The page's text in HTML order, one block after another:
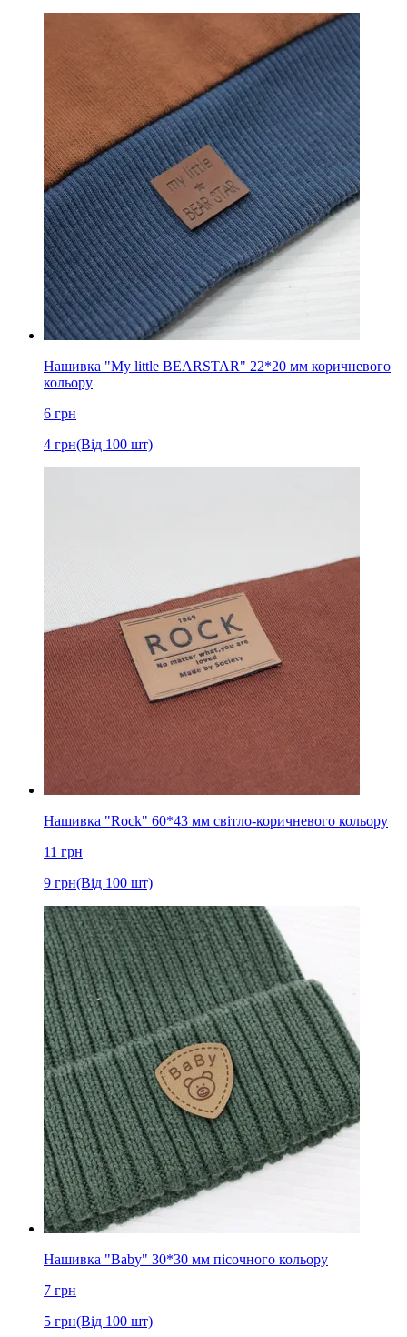
Нашивка "My little BEARSTAR" 22*20 мм коричневого
кольору
6 грн
4 грн(Від 100 шт)
Нашивка "Rock" 60*43 мм світло-коричневого кольору
11 грн
9 грн(Від 100 шт)
Нашивка "Baby" 30*30 мм пісочного кольору
7 грн
5 грн(Від 100 шт)